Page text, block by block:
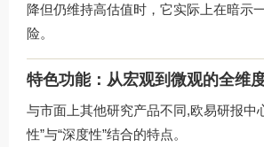
降但仍维持高估值时，它实际上在暗示
险。
特色功能：从宏观到微观的全维
与市面上其他研究产品不同,欧易研报中
性”与“深度性”结合的特点。